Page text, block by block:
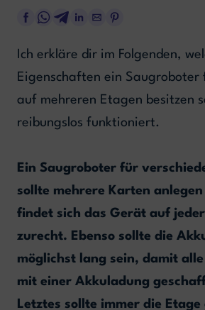
Ich erkläre dir im Folgenden,
Eigenschaften ein Saugroboter
auf mehreren Etagen besitzen
reibungslos funktioniert.
Ein Saugroboter für
sollte mehrere Karten anlegen
findet sich das Gerät auf
zurecht. Ebenso sollte die
möglichst lang sein, damit
mit einer Akkuladung
Letztes sollte immer die